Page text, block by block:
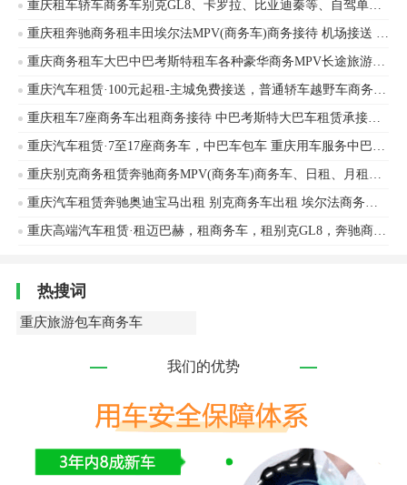
重庆租车轿车商务车别克GL8、卡罗拉、比亚迪秦等、自驾单位长租旅游接待
重庆租奔驰商务租丰田埃尔法MPV(商务车)商务接待 机场接送 单位用车
重庆商务租车大巴中巴考斯特租车各种豪华商务MPV长途旅游事业团体租车
重庆汽车租赁·100元起租-主城免费接送，普通轿车越野车商务车出租，车型齐全
重庆租车7座商务车出租商务接待 中巴考斯特大巴车租赁承接企业班车旅游车商务接待
重庆汽车租赁·7至17座商务车，中巴车包车 重庆用车服务中巴车旅游包车商务用车
重庆别克商务租赁奔驰商务MPV(商务车)商务车、日租、月租、年租奔驰、本田等车辆出租
重庆汽车租赁奔驰奥迪宝马出租 别克商务车出租 埃尔法商务车租赁 大众车出租自驾
重庆高端汽车租赁·租迈巴赫，租商务车，租别克GL8，奔驰商务V260，租埃尔法，会议用车
热搜词
重庆旅游包车商务车
我们的优势